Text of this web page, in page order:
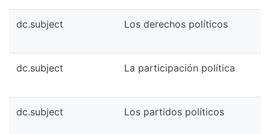
dc.subject Los derechos políticos
dc.subject La participación política
dc.subject Los partidos políticos